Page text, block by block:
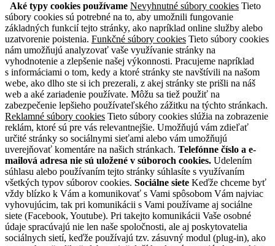
Aké typy cookies používame Nevyhnutné súbory cookies Tieto
súbory cookies sú potrebné na to, aby umožnili fungovanie
základných funkcií tejto stránky, ako napríklad online služby alebo
uzatvorenie poistenia. Funkčné súbory cookies Tieto súbory cookies
nám umožňujú analyzovať vaše využívanie stránky na
vyhodnotenie a zlepšenie našej výkonnosti. Pracujeme napríklad
s informáciami o tom, kedy a ktoré stránky ste navštívili na našom
webe, ako dlho ste si ich prezerali, z akej stránky ste prišli na náš
web a aké zariadenie používate. Môžu sa tiež použiť na
zabezpečenie lepšieho používateľského zážitku na týchto stránkach.
Reklamné súbory cookies Tieto súbory cookies slúžia na zobrazenie
reklám, ktoré sú pre vás relevantnejšie. Umožňujú vám zdieľať
určité stránky so sociálnymi sieťami alebo vám umožňujú
uverejňovať komentáre na našich stránkach. Telefónne číslo a e-
mailová adresa nie sú uložené v súboroch cookies. Udelením
súhlasu alebo používaním tejto stránky súhlasíte s využívaním
všetkých typov súborov cookies. Sociálne siete Keďže chceme byť
vždy blízko k Vám a komunikovať s Vami spôsobom Vám najviac
vyhovujúcim, tak pri komunikácii s Vami používame aj sociálne
siete (Facebook, Youtube). Pri takejto komunikácii Vaše osobné
údaje spracúvajú nie len naše spoločnosti, ale aj poskytovatelia
sociálnych sietí, keďže používajú tzv. zásuvný modul (plug-in), ako